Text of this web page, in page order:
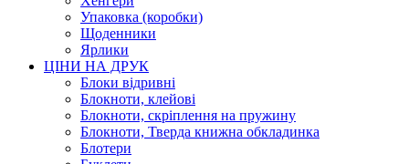
Упаковка (коробки)
Щоденники
Ярлики
ЦІНИ НА ДРУК
Блоки відривні
Блокноти, клейові
Блокноти, скріплення на пружину
Блокноти, Тверда книжна обкладинка
Блотери